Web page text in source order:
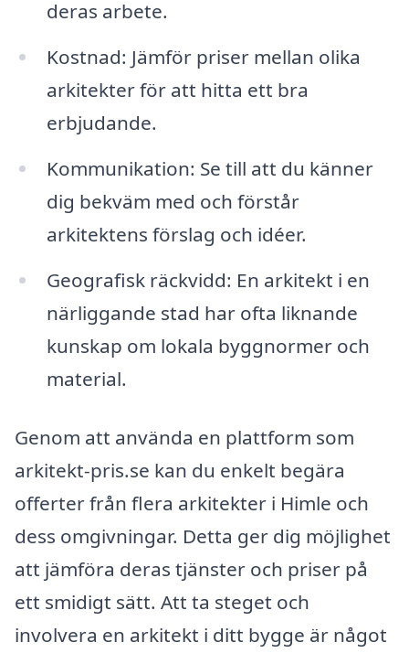
deras arbete.
Kostnad: Jämför priser mellan olika
arkitekter för att hitta ett bra
erbjudande.
Kommunikation: Se till att du känner
dig bekväm med och förstår
arkitektens förslag och idéer.
Geografisk räckvidd: En arkitekt i en
närliggande stad har ofta liknande
kunskap om lokala byggnormer och
material.
Genom att använda en plattform som
arkitekt-pris.se kan du enkelt begära
offerter från flera arkitekter i Himle och
dess omgivningar. Detta ger dig möjlighet
att jämföra deras tjänster och priser på
ett smidigt sätt. Att ta steget och
involvera en arkitekt i ditt bygge är något